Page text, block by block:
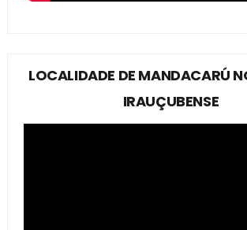
LOCALIDADE DE MANDACARÚ
IRAUÇUBENSE